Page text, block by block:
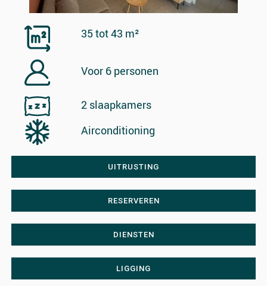
35 tot 43 m²
Voor 6 personen
2 slaapkamers
Airconditioning
UITRUSTING
RESERVEREN
DIENSTEN
LIGGING